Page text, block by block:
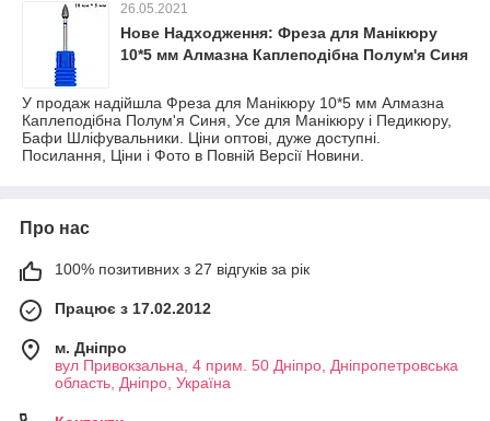
26.05.2021
Нове Надходження: Фреза для Манікюру
10*5 мм Алмазна Каплеподібна Полум'я Синя
У продаж надійшла Фреза для Манікюру 10*5 мм Алмазна
Каплеподібна Полум'я Синя, Усе для Манікюру і Педикюру,
Бафи Шліфувальники. Ціни оптові, дуже доступні.
Посилання, Ціни і Фото в Повній Версії Новини.
Про нас
100% позитивних з 27 відгуків за рік
Працює з 17.02.2012
м. Дніпро
вул Привокзальна, 4 прим. 50 Дніпро, Дніпропетровська
область, Дніпро, Україна